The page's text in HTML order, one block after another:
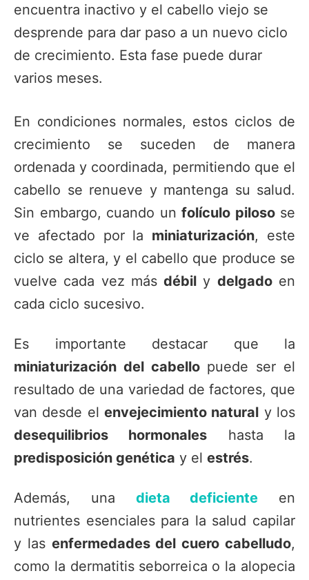
encuentra inactivo y el cabello viejo se
desprende para dar paso a un nuevo ciclo
de crecimiento. Esta fase puede durar
varios meses.
En condiciones normales, estos ciclos de
crecimiento se suceden de manera
ordenada y coordinada, permitiendo que el
cabello se renueve y mantenga su salud.
Sin embargo, cuando un folículo pilosose
ve afectado por la miniaturización, este
ciclo se altera, y el cabello que produce se
vuelve cada vez másdébil y delgadoen
cada ciclo sucesivo.
Es importante destacar que la
miniaturización del cabellopuede ser el
resultado de una variedad de factores, que
van desde el envejecimiento natural y los
desequilibrios hormonales hasta la
predisposición genética y el estrés.
Además, una dieta deficiente en
nutrientes esenciales para la salud capilar
y las enfermedades del cuero cabelludo,
como la dermatitis seborreica o la alopecia